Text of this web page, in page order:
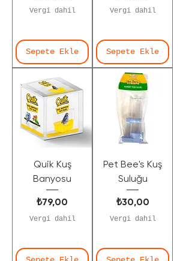
Vergi dahil
Sepete Ekle
Vergi dahil
Sepete Ekle
Quik Kuş
Banyosu
Fiyat
₺79,00
Vergi dahil
Pet Bee's Kuş
Suluğu
Fiyat
₺30,00
Vergi dahil